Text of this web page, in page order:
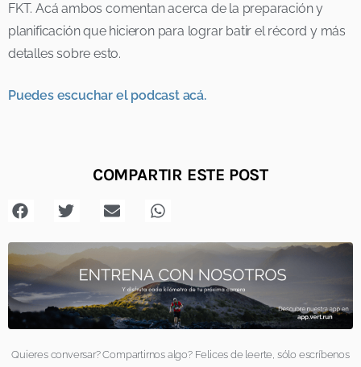
FKT. Acá ambos comentan acerca de la preparación y
planificación que hicieron para lograr batir el récord y más
detalles sobre esto.
Puedes escuchar el podcast acá.
COMPARTIR ESTE POST
Quieres conversar? Compartirnos algo? Felices de leerte, sólo escríbenos